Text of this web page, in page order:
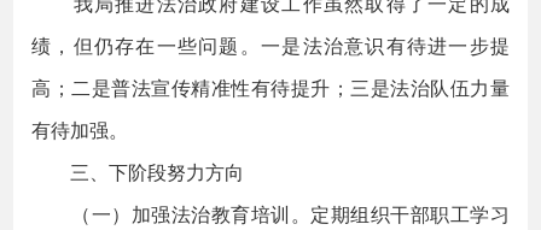
绩，但仍存在一些问题。一是法治意识有待进一步提
高；二是普法宣传精准性有待提升；三是法治队伍力量
有待加强。
三、下阶段努力方向
（一）加强法治教育培训。定期组织干部职工学习